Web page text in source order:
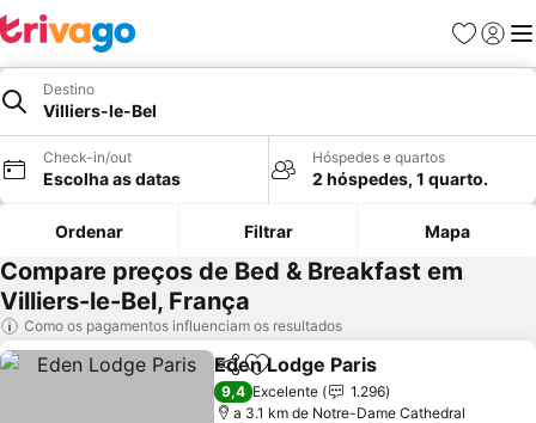
Favoritos
Iniciar
Destino
Villiers-le-Bel
Check-in/out
Escolha as datas
Hóspedes e quartos
2 hóspedes, 1 quarto.
Ordenar Filtrar Mapa
Compare preços de Bed & Breakfast em
Villiers-le-Bel, França
Como os pagamentos influenciam os resultados
PartilharAdicionar aos favoritos
Eden Lodge Paris
9,4 Excelente
1.296
a 3.1 km de Notre-Dame Cathedral